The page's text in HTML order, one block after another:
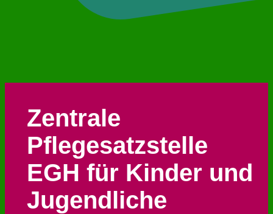
Zentrale
Pflegesatzstelle
EGH für Kinder und
Jugendliche